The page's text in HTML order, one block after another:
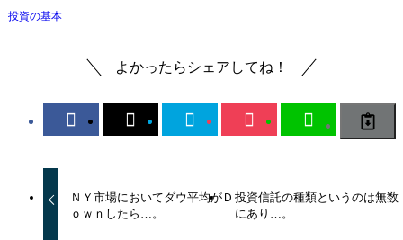
投資の基本
よかったらシェアしてね！
ＮＹ市場においてダウ平均がＤ
ｏｗｎしたら…。
投資信託の種類というのは無数
にあり…。